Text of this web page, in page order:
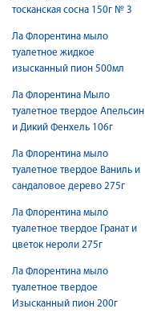
тосканская сосна 150г № 3
Ла Флорентина мыло
туалетное жидкое
изысканный пион 500мл
Ла Флорентина Мыло
туалетное твердое Апельсин
и Дикий Фенхель 106г
Ла Флорентина мыло
туалетное твердое Ваниль и
сандаловое дерево 275г
Ла Флорентина мыло
туалетное твердое Гранат и
цветок нероли 275г
Ла Флорентина мыло
туалетное твердое
Изысканный пион 200г